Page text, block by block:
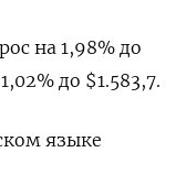
на 1,98% до
до $1.583,7.
языке